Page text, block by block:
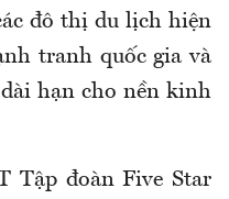
đô thị du lịch hiện
tranh quốc gia và
hạn cho nền kinh
Tập đoàn Five Star